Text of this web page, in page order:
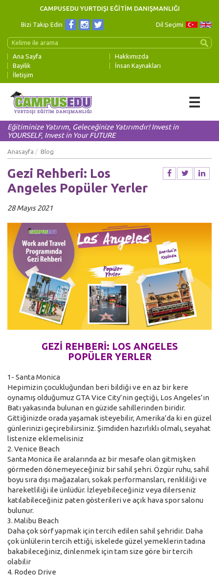
CAMPUSEDU YURTDIŞI EĞİTİM DANIŞMANLIĞI
Dil Seçimi
Bizi Takip Edin
Ana Sayfa
Hakkımızda
Bayilik
İnsan Kaynakları
İletişim
☰
Eğitiminize Yatırım, Geleceğinize Yatırımdır! Invest in
YOURSELF, Invest in Your FUTURE
Anasayfa Blog
Gezi Rehberi: Los
Angeles Popüler Yerler
28 Mayıs 2021
GEZİ REHBERİ: LOS ANGELES
POPÜLER YERLER
1- Santa Monica
Hepimizin çocukluğundan beri bildiği ve en az bir kere
oynamış olduğumuz GTA Vice City’nin geçtiği, Los Angeles’ın
Batı yakasında bulunan en güzide sahillerinden biridir.
Gittiğinizde orada yaşamak isteyebilir, Amerika’da ki en güzel
günlerinizi geçirebilirsiniz. Şimdiden hazırlıklı olmalı, seyahat
listenize eklemelisiniz
2. Venice Beach
Santa Monica ile aralarında az bir mesafe olan gitmişken
görmeden dönemeyeceğiniz bir sahil şehri. Özgür ruhu, sahil
boyu sıra dışı mağazaları, sokak performansları, renkliliği ve
hareketliliği ile ünlüdür. İzleyebileceğiniz veya dilerseniz
katılabileceğiniz paten gösterileri ve açık hava spor salonu
bulunur.
3. Malibu Beach
Daha çok sörf yapmak için tercih edilen sahil şehridir. Daha
çok ünlülerin tercih ettiği, iskelede güzel yemeklerin tadına
bakabileceğiniz, dinlenmek için tam size göre bir tercih
olabilir
4. Rodeo Drive